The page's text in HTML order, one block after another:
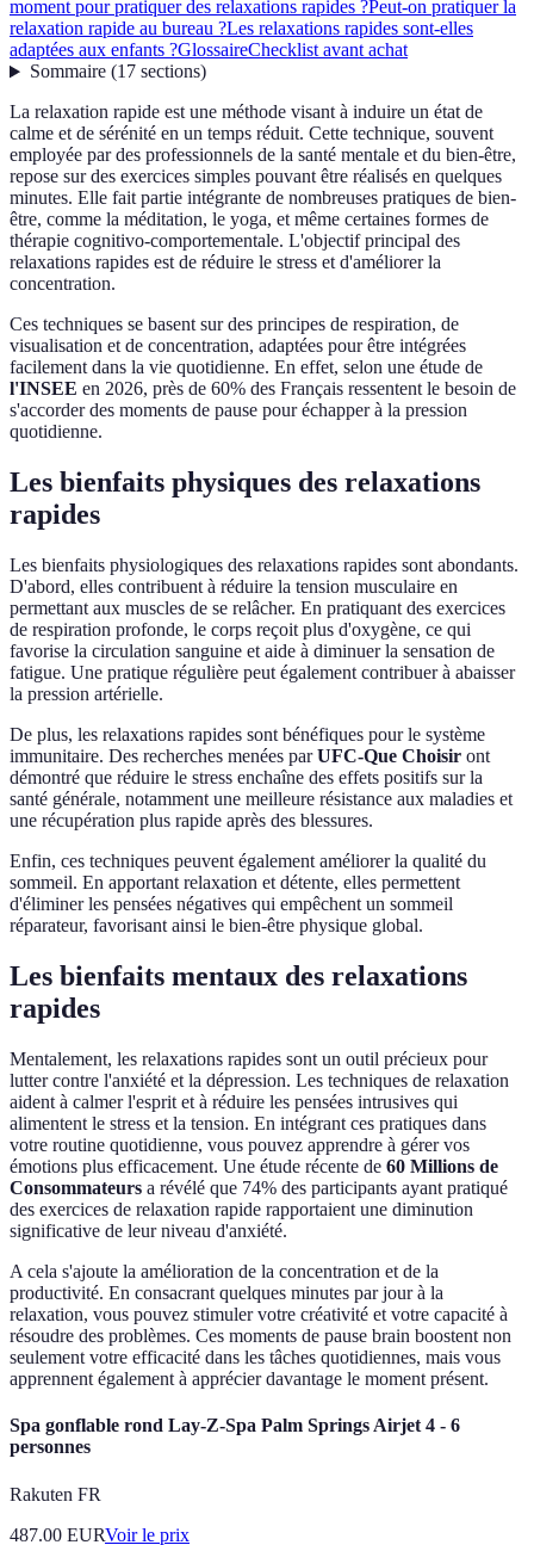
moment pour pratiquer des relaxations rapides ?Peut-on pratiquer la
relaxation rapide au bureau ?Les relaxations rapides sont-elles
adaptées aux enfants ?GlossaireChecklist avant achat
Sommaire(17 sections)
La relaxation rapide est une méthode visant à induire un état de
calme et de sérénité en un temps réduit. Cette technique, souvent
employée par des professionnels de la santé mentale et du bien-être,
repose sur des exercices simples pouvant être réalisés en quelques
minutes. Elle fait partie intégrante de nombreuses pratiques de bien-
être, comme la méditation, le yoga, et même certaines formes de
thérapie cognitivo-comportementale. L'objectif principal des
relaxations rapides est de réduire le stress et d'améliorer la
concentration.
Ces techniques se basent sur des principes de respiration, de
visualisation et de concentration, adaptées pour être intégrées
facilement dans la vie quotidienne. En effet, selon une étude de
l'INSEE en 2026, près de 60% des Français ressentent le besoin de
s'accorder des moments de pause pour échapper à la pression
quotidienne.
Les bienfaits physiques des relaxations
rapides
Les bienfaits physiologiques des relaxations rapides sont abondants.
D'abord, elles contribuent à réduire la tension musculaire en
permettant aux muscles de se relâcher. En pratiquant des exercices
de respiration profonde, le corps reçoit plus d'oxygène, ce qui
favorise la circulation sanguine et aide à diminuer la sensation de
fatigue. Une pratique régulière peut également contribuer à abaisser
la pression artérielle.
De plus, les relaxations rapides sont bénéfiques pour le système
immunitaire. Des recherches menées parUFC-Que Choisir ont
démontré que réduire le stress enchaîne des effets positifs sur la
santé générale, notamment une meilleure résistance aux maladies et
une récupération plus rapide après des blessures.
Enfin, ces techniques peuvent également améliorer la qualité du
sommeil. En apportant relaxation et détente, elles permettent
d'éliminer les pensées négatives qui empêchent un sommeil
réparateur, favorisant ainsi le bien-être physique global.
Les bienfaits mentaux des relaxations
rapides
Mentalement, les relaxations rapides sont un outil précieux pour
lutter contre l'anxiété et la dépression. Les techniques de relaxation
aident à calmer l'esprit et à réduire les pensées intrusives qui
alimentent le stress et la tension. En intégrant ces pratiques dans
votre routine quotidienne, vous pouvez apprendre à gérer vos
émotions plus efficacement. Une étude récente de 60 Millions de
Consommateurs a révélé que 74% des participants ayant pratiqué
des exercices de relaxation rapide rapportaient une diminution
significative de leur niveau d'anxiété.
A cela s'ajoute la amélioration de la concentration et de la
productivité. En consacrant quelques minutes par jour à la
relaxation, vous pouvez stimuler votre créativité et votre capacité à
résoudre des problèmes. Ces moments de pause brain boostent non
seulement votre efficacité dans les tâches quotidiennes, mais vous
apprennent également à apprécier davantage le moment présent.
Spa gonflable rond Lay-Z-Spa Palm Springs Airjet 4 - 6
personnes
Rakuten FR
487.00 EURVoir le prix